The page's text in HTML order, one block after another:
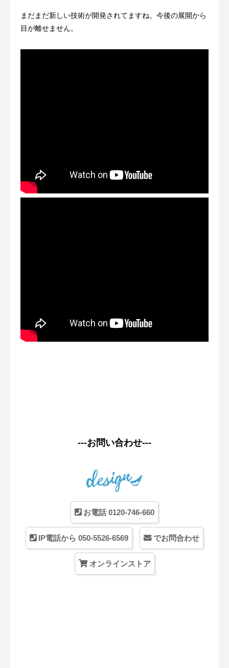
まだまだ新しい技術が開発されてますね。今後の展開から
目が離せません。
---お問い合わせ---
お電話 0120-746-660
IP電話から 050-5526-6569 でお問合わせ
オンラインストア